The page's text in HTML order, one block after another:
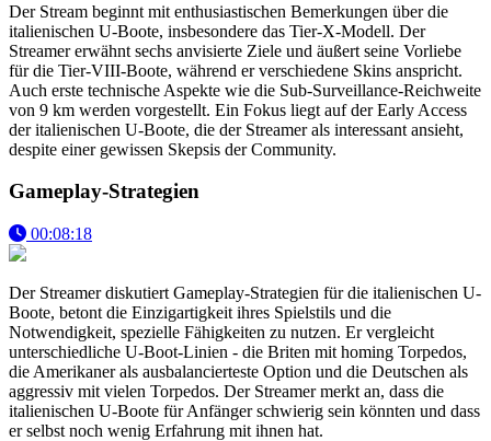
Der Stream beginnt mit enthusiastischen Bemerkungen über die
italienischen U-Boote, insbesondere das Tier-X-Modell. Der
Streamer erwähnt sechs anvisierte Ziele und äußert seine Vorliebe
für die Tier-VIII-Boote, während er verschiedene Skins anspricht.
Auch erste technische Aspekte wie die Sub-Surveillance-Reichweite
von 9 km werden vorgestellt. Ein Fokus liegt auf der Early Access
der italienischen U-Boote, die der Streamer als interessant ansieht,
despite einer gewissen Skepsis der Community.
Gameplay-Strategien
00:08:18
Der Streamer diskutiert Gameplay-Strategien für die italienischen U-
Boote, betont die Einzigartigkeit ihres Spielstils und die
Notwendigkeit, spezielle Fähigkeiten zu nutzen. Er vergleicht
unterschiedliche U-Boot-Linien - die Briten mit homing Torpedos,
die Amerikaner als ausbalancierteste Option und die Deutschen als
aggressiv mit vielen Torpedos. Der Streamer merkt an, dass die
italienischen U-Boote für Anfänger schwierig sein könnten und dass
er selbst noch wenig Erfahrung mit ihnen hat.